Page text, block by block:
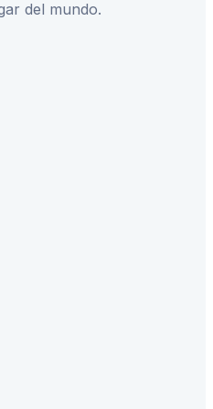
del mundo.